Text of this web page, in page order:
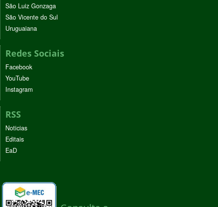
São Luiz Gonzaga
São Vicente do Sul
Uruguaiana
Redes Sociais
Facebook
YouTube
Instagram
RSS
Noticias
Editais
EaD